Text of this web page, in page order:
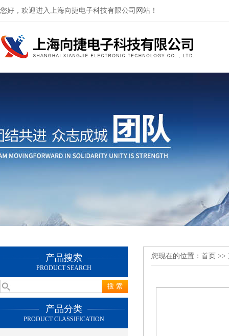
您好，欢迎进入上海向捷电子科技有限公司网站！
产品搜索
PRODUCT SEARCH
产品分类
PRODUCT CLASSIFICATION
您现在的位置： 首页 >>